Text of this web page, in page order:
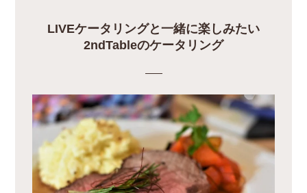
LIVEケータリングと一緒に楽しみたい
2ndTableのケータリング